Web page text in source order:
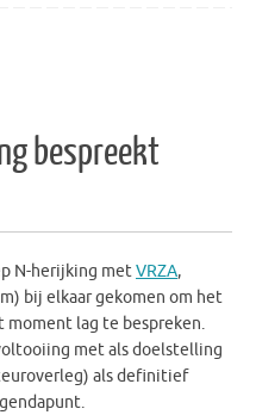
bespreekt
N-herijking metVRZA,
bij elkaar gekomen om het
moment lag te bespreken.
met als doelstelling
als definitief